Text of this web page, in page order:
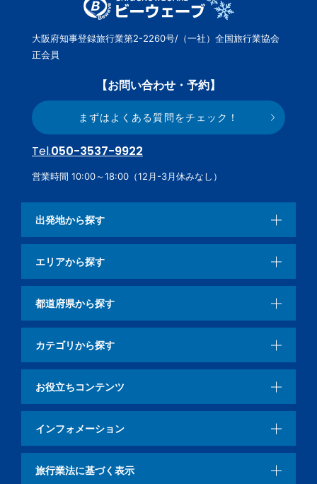
大阪府知事登録旅行業第2-2260号/（一社）全国旅行業協会
正会員
【お問い合わせ・予約】
まずはよくある質問をチェック！
Tel.050-3537-9922
営業時間 10:00～18:00（12月-3月休みなし）
出発地から探す
エリアから探す
都道府県から探す
カテゴリから探す
お役立ちコンテンツ
インフォメーション
旅行業法に基づく表示